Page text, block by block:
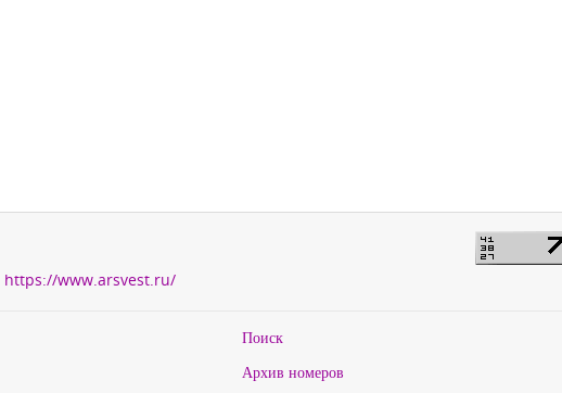
https://www.arsvest.ru/
Поиск
Архив номеров